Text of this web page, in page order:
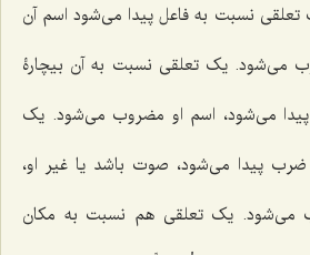
نسبت به فاعل پیدا می‌شود اسم آن
می‌شود. یک تعلقی نسبت به آن بیچارۀ
می‌شود، اسم او مضروب می‌شود. یک
پیدا می‌شود، صوت باشد یا غیر او،
می‌شود. یک تعلقی هم نسبت به مکان